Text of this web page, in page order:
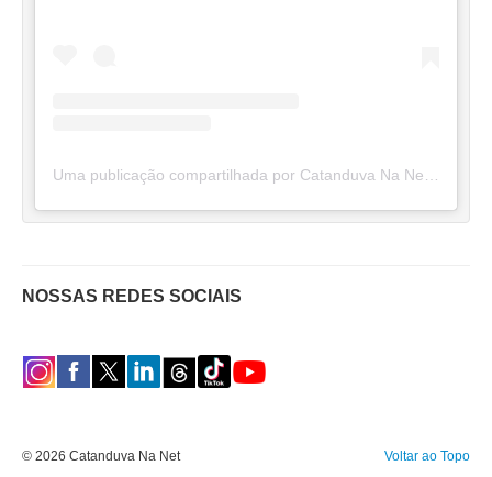
Uma publicação compartilhada por Catanduva Na Net (@catanduvananett)
NOSSAS REDES SOCIAIS
Voltar ao Topo
© 2026 Catanduva Na Net